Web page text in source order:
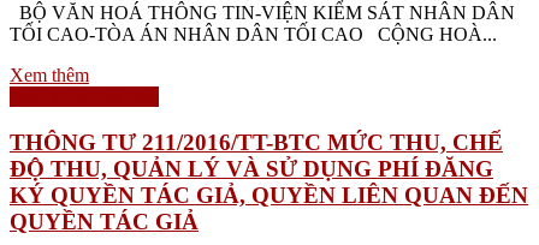
BỘ VĂN HOÁ THÔNG TIN-VIỆN KIỂM SÁT NHÂN DÂN
TỐI CAO-TÒA ÁN NHÂN DÂN TỐI CAO CỘNG HOÀ...
Xem thêm
THÔNG TƯ 211/2016/TT-BTC MỨC THU, CHẾ
ĐỘ THU, QUẢN LÝ VÀ SỬ DỤNG PHÍ ĐĂNG
KÝ QUYỀN TÁC GIẢ, QUYỀN LIÊN QUAN ĐẾN
QUYỀN TÁC GIẢ